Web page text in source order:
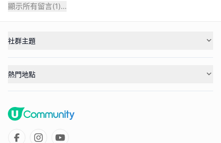
顯示所有留言(1)...
社群主題
熱門地點